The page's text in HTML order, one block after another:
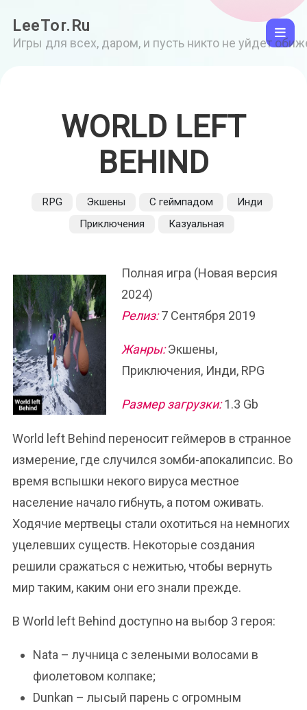
LeeTor.Ru
Игры для всех, даром, и пусть никто не уйдет
WORLD LEFT
BEHIND
RPG Экшены С геймпадом
Инди
Приключения
Казуальная
Полная игра (Новая версия
2024)
Релиз:7 Сентября 2019
Жанры:Экшены,
Приключения, Инди, RPG
Размер загрузки:1.3 Gb
World left Behind переносит геймеров в странное
измерение, где случился зомби-апокалипсис. Во
время вспышки некого вируса местное
население начало гибнуть, а потом оживать.
Ходячие мертвецы стали охотиться на немногих
уцелевших существ. Некоторые создания
решили сражаться с нежитью, чтобы вернуть
мир таким, каким они его знали прежде.
В World left Behind доступно на выбор 3 героя:
Nata – лучница с зелеными волосами в
фиолетовом колпаке;
Dunkan – лысый парень с огромным